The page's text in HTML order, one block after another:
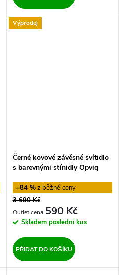
Výprodej
Černé kovové závěsné svítidlo
s barevnými stínidly Opviq
–84 %
3 690 Kč
590 Kč
Skladem poslední kus
PŘIDAT DO KOŠÍKU